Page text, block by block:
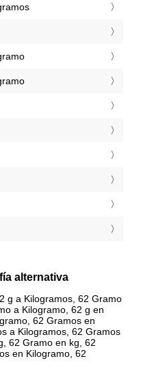
alternativa
g a Kilogramos, 62 Gramo
a Kilogramo, 62 g en
62 Gramos en
a Kilogramos, 62 Gramos
62 Gramo en kg, 62
en Kilogramo, 62